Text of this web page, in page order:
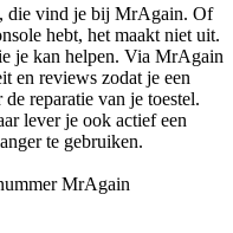
die vind je bij MrAgain. Of
hebt, het maakt niet uit.
je kan helpen. Via MrAgain
en reviews zodat je een
reparatie van je toestel.
lever je ook actief een
te gebruiken.
MrAgain